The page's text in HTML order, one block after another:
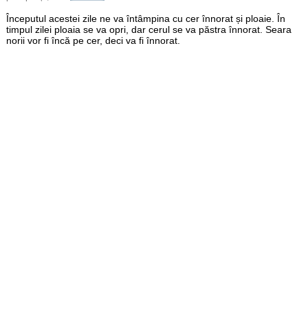
Începutul acestei zile ne va întâmpina cu cer înnorat și ploaie. În
timpul zilei ploaia se va opri, dar cerul se va păstra înnorat. Seara
norii vor fi încă pe cer, deci va fi înnorat.